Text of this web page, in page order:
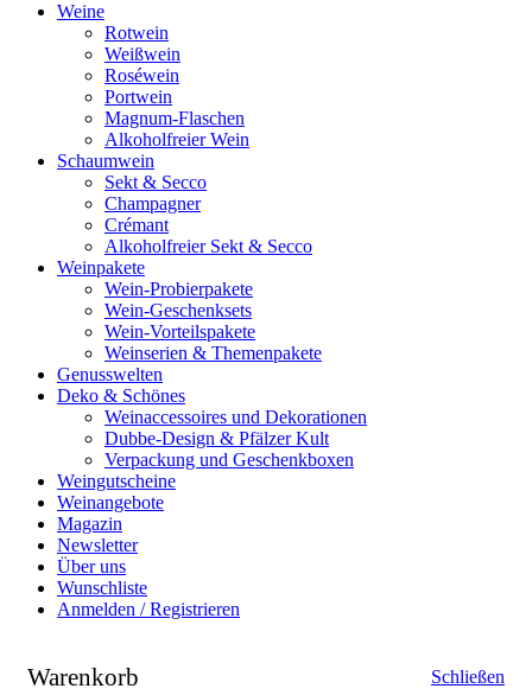
Weine
Rotwein
Weißwein
Roséwein
Portwein
Magnum-Flaschen
Alkoholfreier Wein
Schaumwein
Sekt & Secco
Champagner
Crémant
Alkoholfreier Sekt & Secco
Weinpakete
Wein-Probierpakete
Wein-Geschenksets
Wein-Vorteilspakete
Weinserien & Themenpakete
Genusswelten
Deko & Schönes
Weinaccessoires und Dekorationen
Dubbe-Design & Pfälzer Kult
Verpackung und Geschenkboxen
Weingutscheine
Weinangebote
Magazin
Newsletter
Über uns
Wunschliste
Anmelden / Registrieren
Warenkorb Schließen